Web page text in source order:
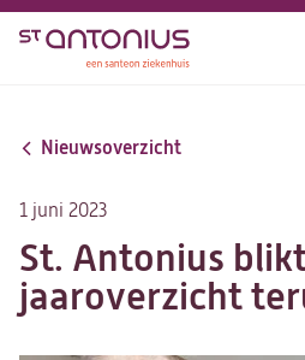
Overslaan
inhoud
Nieuwsoverzicht
1 juni 2023
St. Antonius
jaaroverzicht